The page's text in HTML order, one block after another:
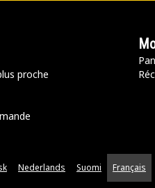
proche
Nederlands Suomi Français